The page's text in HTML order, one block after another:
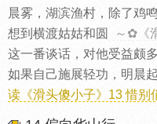
晨雾，湖滨渔村，除了鸡
想到横渡姑姑和圆
～✿《
这一番谈话，对他受益颇
如果自己施展轻功，明晨
读《滑头傻小子》13 惜别